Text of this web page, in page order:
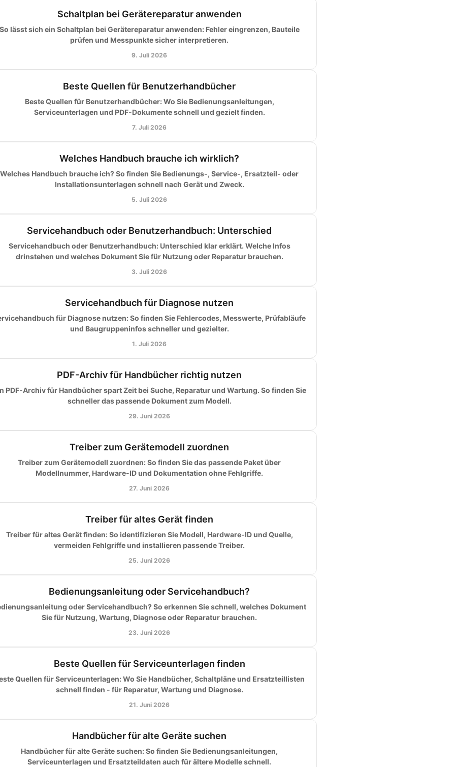
Schaltplan bei Gerätereparatur anwenden
lässt sich ein Schaltplan bei Gerätereparatur anwenden: Fehler eingrenzen, Bauteile
prüfen und Messpunkte sicher interpretieren.
9. Juli 2026
Beste Quellen für Benutzerhandbücher
Beste Quellen für Benutzerhandbücher: Wo Sie Bedienungsanleitungen,
Serviceunterlagen und PDF-Dokumente schnell und gezielt finden.
7. Juli 2026
Welches Handbuch brauche ich wirklich?
Welches Handbuch brauche ich? So finden Sie Bedienungs-, Service-, Ersatzteil- oder
Installationsunterlagen schnell nach Gerät und Zweck.
5. Juli 2026
Servicehandbuch oder Benutzerhandbuch: Unterschied
Servicehandbuch oder Benutzerhandbuch: Unterschied klar erklärt. Welche Infos
drinstehen und welches Dokument Sie für Nutzung oder Reparatur brauchen.
3. Juli 2026
Servicehandbuch für Diagnose nutzen
für Diagnose nutzen: So finden Sie Fehlercodes, Messwerte, Prüfabläufe
und Baugruppeninfos schneller und gezielter.
1. Juli 2026
PDF-Archiv für Handbücher richtig nutzen
PDF-Archiv für Handbücher spart Zeit bei Suche, Reparatur und Wartung. So finden Sie
schneller das passende Dokument zum Modell.
29. Juni 2026
Treiber zum Gerätemodell zuordnen
Treiber zum Gerätemodell zuordnen: So finden Sie das passende Paket über
Modellnummer, Hardware-ID und Dokumentation ohne Fehlgriffe.
27. Juni 2026
Treiber für altes Gerät finden
Treiber für altes Gerät finden: So identifizieren Sie Modell, Hardware-ID und Quelle,
vermeiden Fehlgriffe und installieren passende Treiber.
25. Juni 2026
Bedienungsanleitung oder Servicehandbuch?
oder Servicehandbuch? So erkennen Sie schnell, welches Dokument
Sie für Nutzung, Wartung, Diagnose oder Reparatur brauchen.
23. Juni 2026
Beste Quellen für Serviceunterlagen finden
Quellen für Serviceunterlagen: Wo Sie Handbücher, Schaltpläne und Ersatzteillisten
schnell finden - für Reparatur, Wartung und Diagnose.
21. Juni 2026
Handbücher für alte Geräte suchen
Handbücher für alte Geräte suchen: So finden Sie Bedienungsanleitungen,
Serviceunterlagen und Ersatzteildaten auch für ältere Modelle schnell.